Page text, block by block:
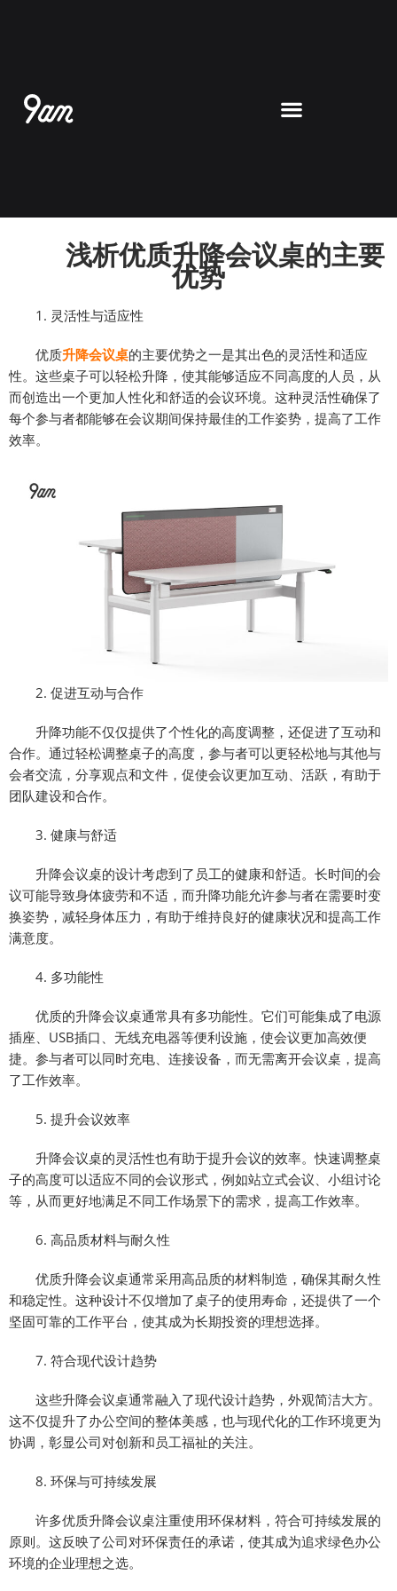
浅析优质升降会议桌的主要
优势
1. 灵活性与适应性
优质升降会议桌的主要优势之一是其出色的灵活性和适应
性。这些桌子可以轻松升降，使其能够适应不同高度的人员，从
而创造出一个更加人性化和舒适的会议环境。这种灵活性确保了
每个参与者都能够在会议期间保持最佳的工作姿势，提高了工作
效率。
2. 促进互动与合作
升降功能不仅仅提供了个性化的高度调整，还促进了互动和
合作。通过轻松调整桌子的高度，参与者可以更轻松地与其他与
会者交流，分享观点和文件，促使会议更加互动、活跃，有助于
团队建设和合作。
3. 健康与舒适
升降会议桌的设计考虑到了员工的健康和舒适。长时间的会
议可能导致身体疲劳和不适，而升降功能允许参与者在需要时变
换姿势，减轻身体压力，有助于维持良好的健康状况和提高工作
满意度。
4. 多功能性
优质的升降会议桌通常具有多功能性。它们可能集成了电源
插座、USB插口、无线充电器等便利设施，使会议更加高效便
捷。参与者可以同时充电、连接设备，而无需离开会议桌，提高
了工作效率。
5. 提升会议效率
升降会议桌的灵活性也有助于提升会议的效率。快速调整桌
子的高度可以适应不同的会议形式，例如站立式会议、小组讨论
等，从而更好地满足不同工作场景下的需求，提高工作效率。
6. 高品质材料与耐久性
优质升降会议桌通常采用高品质的材料制造，确保其耐久性
和稳定性。这种设计不仅增加了桌子的使用寿命，还提供了一个
坚固可靠的工作平台，使其成为长期投资的理想选择。
7. 符合现代设计趋势
这些升降会议桌通常融入了现代设计趋势，外观简洁大方。
这不仅提升了办公空间的整体美感，也与现代化的工作环境更为
协调，彰显公司对创新和员工福祉的关注。
8. 环保与可持续发展
许多优质升降会议桌注重使用环保材料，符合可持续发展的
原则。这反映了公司对环保责任的承诺，使其成为追求绿色办公
环境的企业理想之选。